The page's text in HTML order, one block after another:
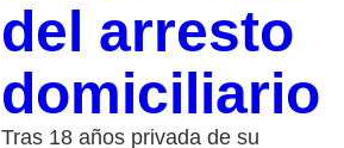
del arresto
domiciliario
Tras 18 años privada de su